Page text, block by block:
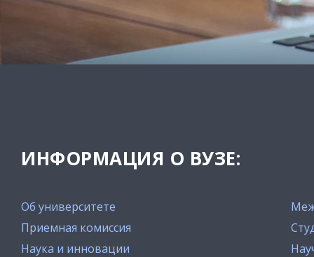
ИНФОРМАЦИЯ О ВУЗЕ:
Об университете
Приемная комиссия
Наука и инновации